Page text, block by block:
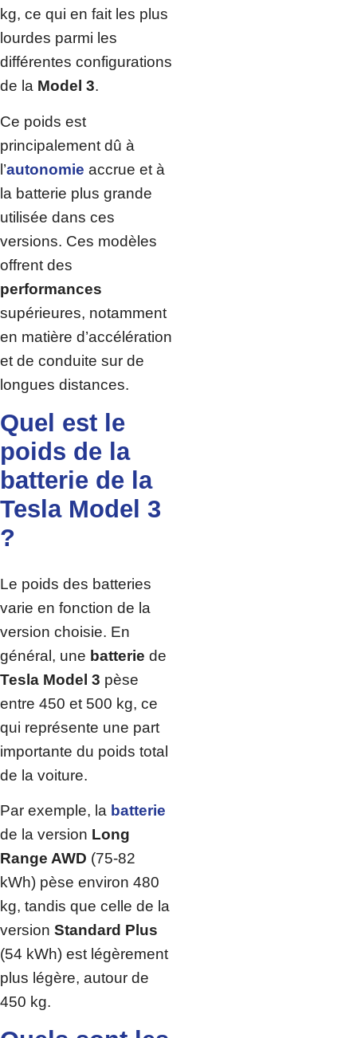
kg, ce qui en fait les plus
lourdes parmi les
différentes configurations
de la Model 3.
Ce poids est
principalement dû à
l’autonomie accrue et à
la batterie plus grande
utilisée dans ces
versions. Ces modèles
offrent des
performances
supérieures, notamment
en matière d’accélération
et de conduite sur de
longues distances.
Quel est le
poids de la
batterie de la
Tesla Model 3
?
Le poids des batteries
varie en fonction de la
version choisie. En
général, une batterie de
Tesla Model 3 pèse
entre 450 et 500 kg, ce
qui représente une part
importante du poids total
de la voiture.
Par exemple, la batterie
de la version Long
Range AWD (75-82
kWh) pèse environ 480
kg, tandis que celle de la
version Standard Plus
(54 kWh) est légèrement
plus légère, autour de
450 kg.